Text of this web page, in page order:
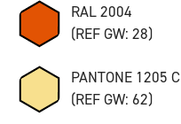
RAL 2004
(REF GW: 28)
PANTONE 1205 C
(REF GW: 62)